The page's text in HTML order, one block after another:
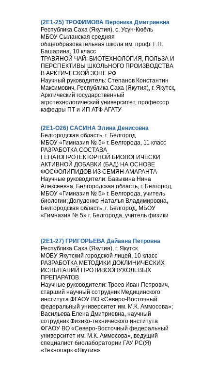
(2E1-25) ТРОФИМОВА Вероника Дмитриевна
Республика Саха (Якутия), с. Усун-Кюёль
МБОУ Сыланская средняя
общеобразовательная школа им. проф. Г.П.
Башарина, 10 класс
ТРАВЯНОЙ ЧАЙ: БИОТЕХНОЛОГИЯ, ПОЛЬЗА И
ПЕРСПЕКТИВЫ ШКОЛЬНОГО ПРОИЗВОДСТВА
В АРКТИЧЕСКОЙ ЗОНЕ РФ
Научный руководитель: Степанов Константин
Максимович, Республика Саха (Якутия), г. Якутск,
Арктический государственный
агротехнологический университет, профессор
кафедры ПТ и ИП АТФ АГАТУ
(2E1-О26) САСИНА Элина Денисовна
Белгородская область, г. Белгород
МБОУ «Гимназия № 5» г. Белгорода, 11 класс
РАЗРАБОТКА СОСТАВА
ГЕПАТОПРОТЕКТОРНОЙ БИОЛОГИЧЕСКИ
АКТИВНОЙ ДОБАВКИ (БАД) НА ОСНОВЕ
ФОСФОЛИПИДОВ ИЗ СЕМЯН АМАРАНТА
Научные руководители: Бавыкина Нина
Алексеевна, Белгородская область, г. Белгород,
МБОУ «Гимназия № 5» г. Белгорода, учитель
биологии; Долуденко Наталья Владимировна,
Белгородская область, г. Белгород, МБОУ
«Гимназия № 5» г. Белгорода, учитель физики
(2Е1-27) ГРИГОРЬЕВА Дайаана Петровна
Республика Саха (Якутия), г. Якутск
МОБУ Якутский городской лицей, 10 класс
РАЗРАБОТКА МЕТОДИКИ ДОКЛИНИЧЕСКИХ
ИСПЫТАНИЙ ПРОТИВООПУХОЛЕВЫХ
ПРЕПАРАТОВ
Научные руководители: Троев Иван Петрович,
старший научный сотрудник Медицинского
института ФГАОУ ВО «Северо-Восточный
федеральный университет им. М.К. Аммосова»;
Васильева Елена Дмитриевна, научный
сотрудник Физико-технического института
ФГАОУ ВО «Северо-Восточный федеральный
университет им. М.К. Аммосова», ведущий
специалист биолаборатории ГАУ РС(Я)
«Технопарк «Якутия»